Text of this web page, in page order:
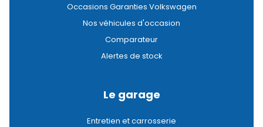
Occasions Garanties Volkswagen
Nos véhicules d'occasion
Comparateur
Alertes de stock
Le garage
Entretien et carrosserie